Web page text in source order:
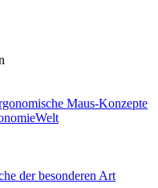
Maus-Konzepte
der besonderen Art